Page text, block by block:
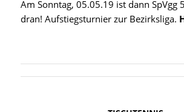
Am Sonntag, 05.05.19 ist dann SpVgg
dran! Aufstiegsturnier zur Bezirksliga.